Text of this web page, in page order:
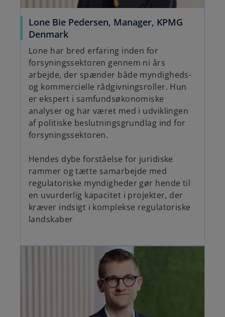
Lone Bie Pedersen, Manager, KPMG
Denmark
Lone har bred erfaring inden for
forsyningssektoren gennem ni års
arbejde, der spænder både myndigheds-
og kommercielle rådgivningsroller. Hun
er ekspert i samfundsøkonomiske
analyser og har været med i udviklingen
af politiske beslutningsgrundlag ind for
forsyningssektoren.
Hendes dybe forståelse for juridiske
rammer og tætte samarbejde med
regulatoriske myndigheder gør hende til
en uvurderlig kapacitet i projekter, der
kræver indsigt i komplekse regulatoriske
landskaber